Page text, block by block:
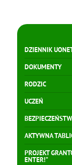
DZIENNIK
DOKUMENTY
RODZIC
UCZEŃ
AKTYWNA
PROJEKT
ENTER!"